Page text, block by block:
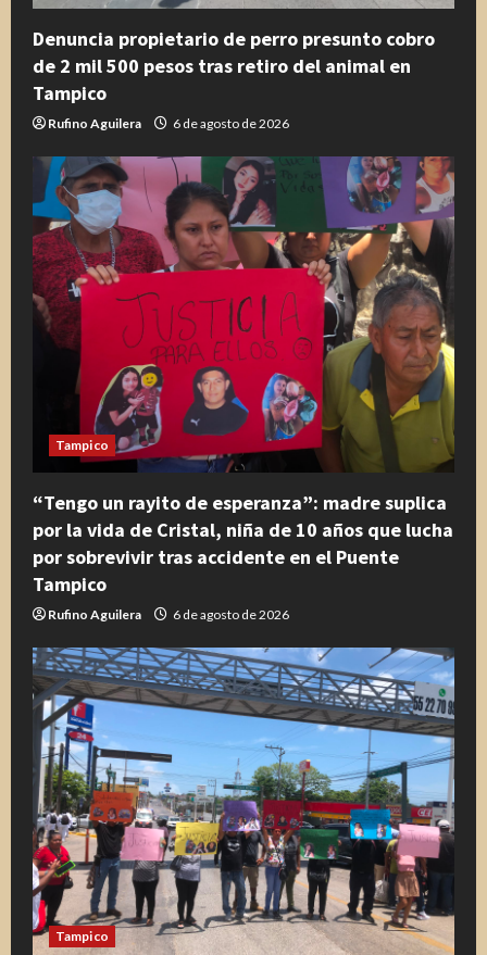
Denuncia propietario de perro presunto cobro
de 2 mil 500 pesos tras retiro del animal en
Tampico
Rufino Aguilera 6 de agosto de 2026
Tampico
“Tengo un rayito de esperanza”: madre suplica
por la vida de Cristal, niña de 10 años que lucha
por sobrevivir tras accidente en el Puente
Tampico
Rufino Aguilera 6 de agosto de 2026
Tampico